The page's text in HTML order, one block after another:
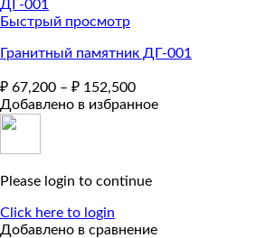
Быстрый просмотр
Гранитный памятник ДГ-001
₽ 67,200 – ₽ 152,500
Добавлено в избранное
Please login to continue
Click here to login
Добавлено в сравнение